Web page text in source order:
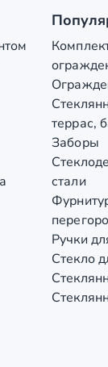
террас,
Заборы
стали
Ручки
Стекло